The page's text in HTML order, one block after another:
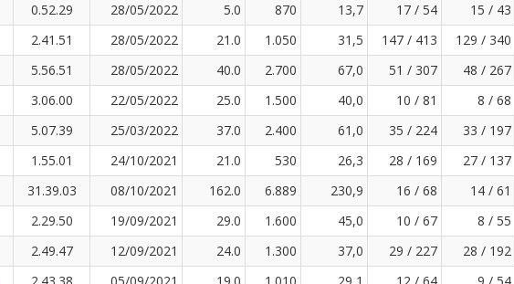
0.52.29 28/05/2022 5.0 870 13,7 17 / 54
15 / 43
2.41.51 28/05/2022 21.0 1.050 31,5 147 / 413
129 / 340
5.56.51 28/05/2022 40.0 2.700 67,0 51 / 307
48 / 267
3.06.00 22/05/2022 25.0 1.500 40,0 10 / 81
8 / 68
5.07.39 25/03/2022 37.0 2.400 61,0 35 / 224
33 / 197
1.55.01 24/10/2021 21.0 530 26,3 28 / 169
27 / 137
31.39.03 08/10/2021 162.0 6.889 230,9 16 / 68
14 / 61
2.29.50 19/09/2021 29.0 1.600 45,0 10 / 67
8 / 55
2.49.47 12/09/2021 24.0 1.300 37,0 29 / 227
28 / 192